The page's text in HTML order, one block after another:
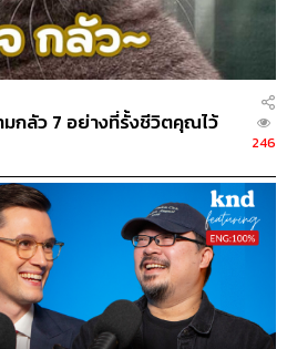
กลัว 7 อย่างที่รั้งชีวิตคุณไว้
246